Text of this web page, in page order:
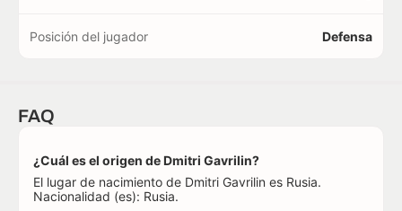
Posición del jugador Defensa
FAQ
¿Cuál es el origen de Dmitri Gavrilin?
El lugar de nacimiento de Dmitri Gavrilin es Rusia.
Nacionalidad (es): Rusia.